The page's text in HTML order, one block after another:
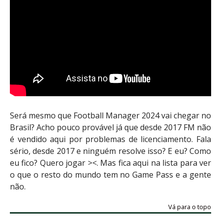
Será mesmo que Football Manager 2024 vai chegar no
Brasil? Acho pouco provável já que desde 2017 FM não
é vendido aqui por problemas de licenciamento. Fala
sério, desde 2017 e ninguém resolve isso? E eu? Como
eu fico? Quero jogar ><. Mas fica aqui na lista para ver
o que o resto do mundo tem no Game Pass e a gente
não.
Vá para o topo